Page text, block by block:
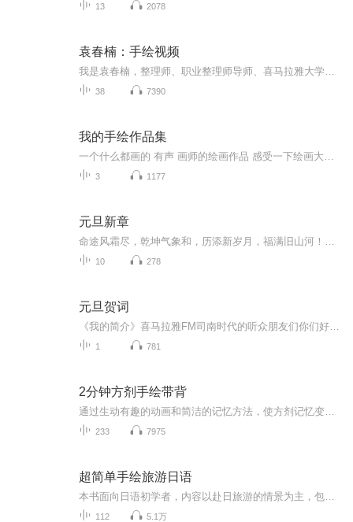
13 2078
袁春楠：手绘视频
38 7390
我的手绘作品集
3 1177
元旦新章
10 278
元旦贺词
1 781
2分钟方剂手绘带背
233 7975
超简单手绘旅游日语
112 5.1万